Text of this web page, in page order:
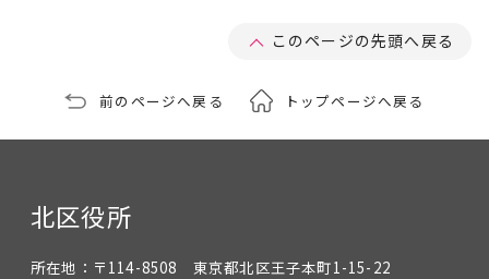
このページの先頭へ戻る
前のページへ戻る トップページへ戻る
北区役所
所在地： 〒114-8508 東京都北区王子本町1-15-22